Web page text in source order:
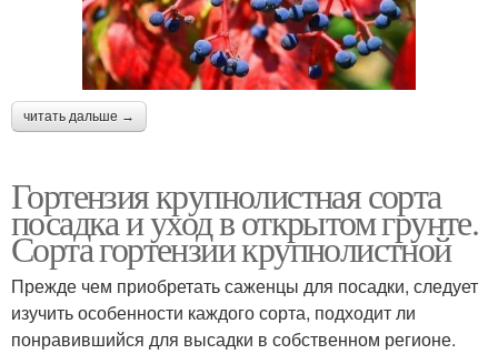
читать дальше →
Гортензия крупнолистная сорта
посадка и уход в открытом грунте.
Сорта гортензии крупнолистной
Прежде чем приобретать саженцы для посадки, следует
изучить особенности каждого сорта, подходит ли
понравившийся для высадки в собственном регионе.